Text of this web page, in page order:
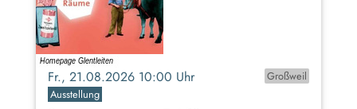
Fr., 21.08.2026 10:00 Uhr
Großweil
Ausstellung